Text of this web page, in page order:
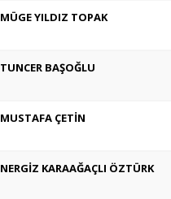
MÜGE YILDIZ TOPAK
TUNCER BAŞOĞLU
MUSTAFA ÇETİN
NERGİZ KARAAĞAÇLI ÖZTÜRK